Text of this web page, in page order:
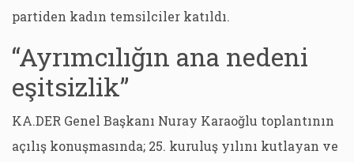
partiden kadın temsilciler katıldı.
“Ayrımcılığın ana nedeni
eşitsizlik”
KA.DER Genel Başkanı Nuray Karaoğlu toplantının
açılış konuşmasında; 25. kuruluş yılını kutlayan ve